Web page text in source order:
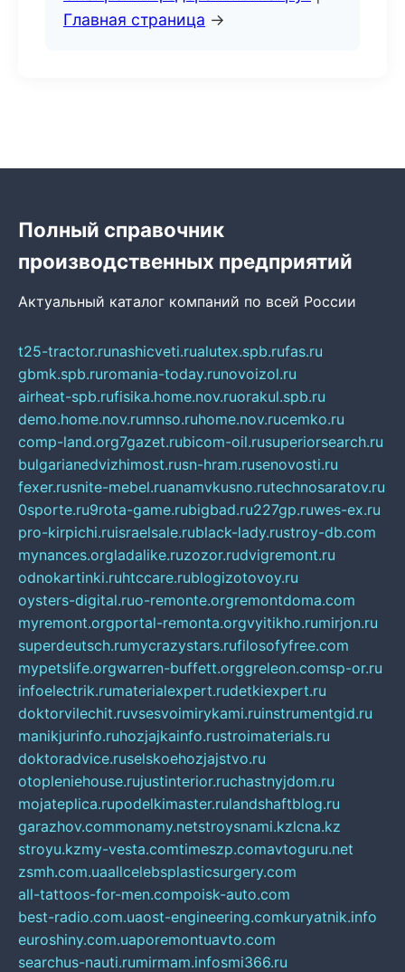
Главная страница →
Полный справочник
производственных предприятий
Актуальный каталог компаний по всей России
t25-tractor.runashicveti.rualutex.spb.rufas.ru
gbmk.spb.ruromania-today.runovoizol.ru
airheat-spb.rufisika.home.nov.ruorakul.spb.ru
demo.home.nov.rumnso.ruhome.nov.rucemko.ru
comp-land.org7gazet.rubicom-oil.rusuperiorsearch.ru
bulgarianedvizhimost.rusn-hram.rusenovosti.ru
fexer.rusnite-mebel.ruanamvkusno.rutechnosaratov.ru
0sporte.ru9rota-game.rubigbad.ru227gp.ruwes-ex.ru
pro-kirpichi.ruisraelsale.rublack-lady.rustroy-db.com
mynances.orgladalike.ruzozor.rudvigremont.ru
odnokartinki.ruhtccare.rublogizotovoy.ru
oysters-digital.ruo-remonte.orgremontdoma.com
myremont.orgportal-remonta.orgvyitikho.rumirjon.ru
superdeutsch.rumycrazystars.rufilosofyfree.com
mypetslife.orgwarren-buffett.orggreleon.comsp-or.ru
infoelectrik.rumaterialexpert.rudetkiexpert.ru
doktorvilechit.ruvsesvoimirykami.ruinstrumentgid.ru
manikjurinfo.ruhozjajkainfo.rustroimaterials.ru
doktoradvice.ruselskoehozjajstvo.ru
otopleniehouse.rujustinterior.ruchastnyjdom.ru
mojateplica.rupodelkimaster.rulandshaftblog.ru
garazhov.commonamy.netstroysnami.kzlcna.kz
stroyu.kzmy-vesta.comtimeszp.comavtoguru.net
zsmh.com.uaallcelebsplasticsurgery.com
all-tattoos-for-men.compoisk-auto.com
best-radio.com.uaost-engineering.comkuryatnik.info
euroshiny.com.uaporemontuavto.com
searchus-nauti.rumirmam.infosmi366.ru